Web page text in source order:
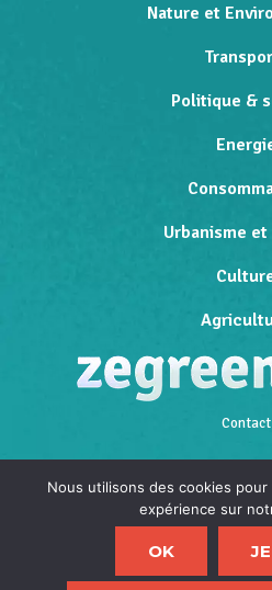
Nature et
Politique &
Urbanisme
Contact
Mentions
Politique de
Nous utilisons des cookies
expérience sur
OK